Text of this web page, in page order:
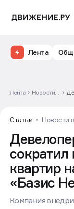
Лента
Лента
Новости
Статьи Новости
сократил
квартир
«Базис
Компания